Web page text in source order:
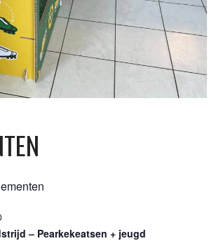
– Pearkekeatsen + jeugd